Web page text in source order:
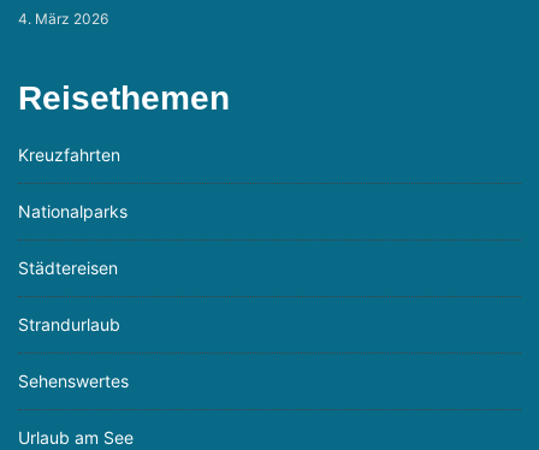
4. März 2026
Reisethemen
Kreuzfahrten
Nationalparks
Städtereisen
Strandurlaub
Sehenswertes
Urlaub am See